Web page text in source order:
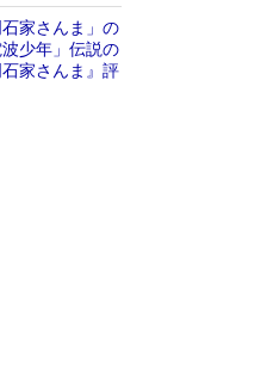
家さんま」の
少年」伝説の
家さんま』評